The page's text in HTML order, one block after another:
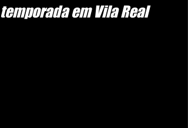
temporada em Vila Real